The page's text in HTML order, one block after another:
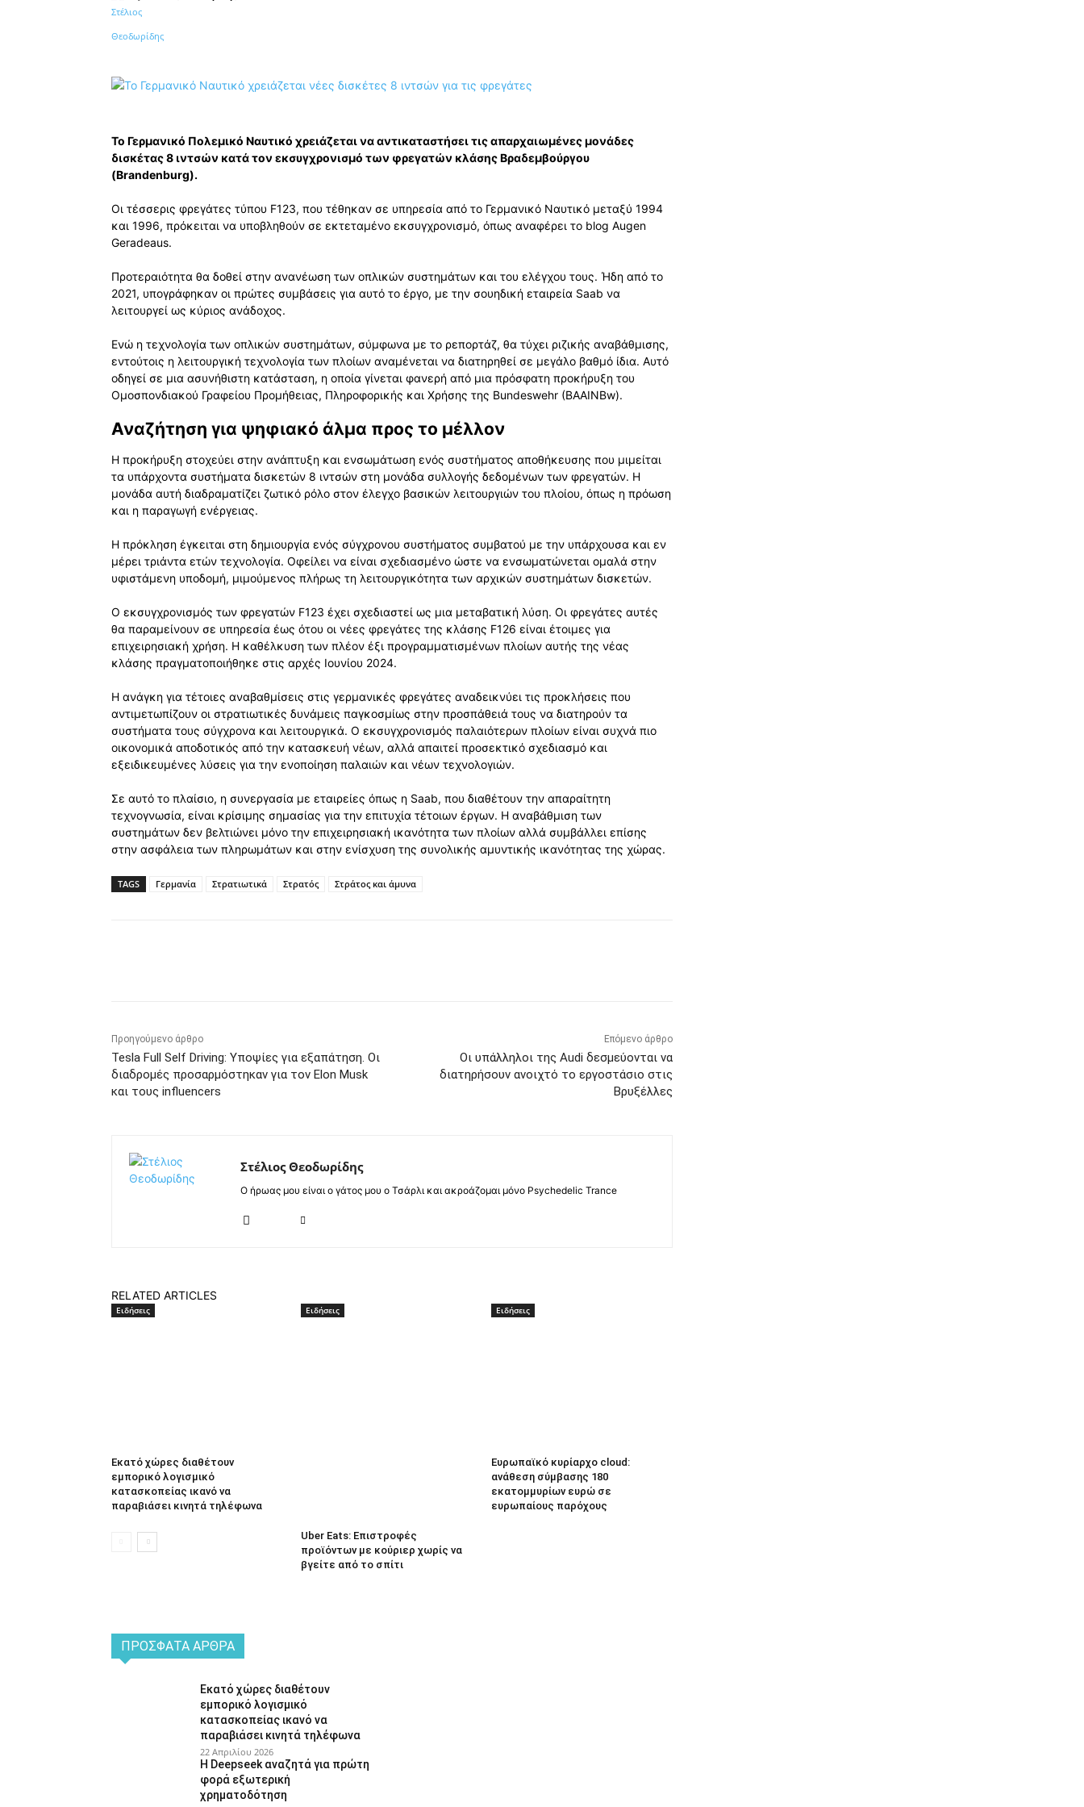
Κοινοποίηση
Το Γερμανικό Πολεμικό Ναυτικό χρειάζεται να αντικαταστήσει τις απαρχαιωμένες μονάδες
δισκέτας 8 ιντσών κατά τον εκσυγχρονισμό των φρεγατών κλάσης Βραδεμβούργου
(Brandenburg).
Οι τέσσερις φρεγάτες τύπου F123, που τέθηκαν σε υπηρεσία από το Γερμανικό Ναυτικό μεταξύ 1994
και 1996, πρόκειται να υποβληθούν σε εκτεταμένο εκσυγχρονισμό, όπως αναφέρει το blog Augen
Geradeaus.
Προτεραιότητα θα δοθεί στην ανανέωση των οπλικών συστημάτων και του ελέγχου τους. Ήδη από το
2021, υπογράφηκαν οι πρώτες συμβάσεις για αυτό το έργο, με την σουηδική εταιρεία Saab να
λειτουργεί ως κύριος ανάδοχος.
Ενώ η τεχνολογία των οπλικών συστημάτων, σύμφωνα με το ρεπορτάζ, θα τύχει ριζικής αναβάθμισης,
εντούτοις η λειτουργική τεχνολογία των πλοίων αναμένεται να διατηρηθεί σε μεγάλο βαθμό ίδια. Αυτό
οδηγεί σε μια ασυνήθιστη κατάσταση, η οποία γίνεται φανερή από μια πρόσφατη προκήρυξη του
Ομοσπονδιακού Γραφείου Προμήθειας, Πληροφορικής και Χρήσης της Bundeswehr (BAAINBw).
Αναζήτηση για ψηφιακό άλμα προς το μέλλον
Η προκήρυξη στοχεύει στην ανάπτυξη και ενσωμάτωση ενός συστήματος αποθήκευσης που μιμείται
τα υπάρχοντα συστήματα δισκετών 8 ιντσών στη μονάδα συλλογής δεδομένων των φρεγατών. Η
μονάδα αυτή διαδραματίζει ζωτικό ρόλο στον έλεγχο βασικών λειτουργιών του πλοίου, όπως η πρόωση
και η παραγωγή ενέργειας.
Η πρόκληση έγκειται στη δημιουργία ενός σύγχρονου συστήματος συμβατού με την υπάρχουσα και εν
μέρει τριάντα ετών τεχνολογία. Οφείλει να είναι σχεδιασμένο ώστε να ενσωματώνεται ομαλά στην
υφιστάμενη υποδομή, μιμούμενος πλήρως τη λειτουργικότητα των αρχικών συστημάτων δισκετών.
Ο εκσυγχρονισμός των φρεγατών F123 έχει σχεδιαστεί ως μια μεταβατική λύση. Οι φρεγάτες αυτές
θα παραμείνουν σε υπηρεσία έως ότου οι νέες φρεγάτες της κλάσης F126 είναι έτοιμες για
επιχειρησιακή χρήση. Η καθέλκυση των πλέον έξι προγραμματισμένων πλοίων αυτής της νέας
κλάσης πραγματοποιήθηκε στις αρχές Ιουνίου 2024.
Η ανάγκη για τέτοιες αναβαθμίσεις στις γερμανικές φρεγάτες αναδεικνύει τις προκλήσεις που
αντιμετωπίζουν οι στρατιωτικές δυνάμεις παγκοσμίως στην προσπάθειά τους να διατηρούν τα
συστήματα τους σύγχρονα και λειτουργικά. Ο εκσυγχρονισμός παλαιότερων πλοίων είναι συχνά πιο
οικονομικά αποδοτικός από την κατασκευή νέων, αλλά απαιτεί προσεκτικό σχεδιασμό και
εξειδικευμένες λύσεις για την ενοποίηση παλαιών και νέων τεχνολογιών.
Σε αυτό το πλαίσιο, η συνεργασία με εταιρείες όπως η Saab, που διαθέτουν την απαραίτητη
τεχνογνωσία, είναι κρίσιμης σημασίας για την επιτυχία τέτοιων έργων. Η αναβάθμιση των
συστημάτων δεν βελτιώνει μόνο την επιχειρησιακή ικανότητα των πλοίων αλλά συμβάλλει επίσης
στην ασφάλεια των πληρωμάτων και στην ενίσχυση της συνολικής αμυντικής ικανότητας της χώρας.
TAGS Γερμανία Στρατιωτικά Στρατός Στράτος και άμυνα
Προηγούμενο άρθρο
Tesla Full Self Driving: Υποψίες για εξαπάτηση. Οι
διαδρομές προσαρμόστηκαν για τον Elon Musk
και τους influencers
Επόμενο άρθρο
Οι υπάλληλοι της Audi δεσμεύονται να
διατηρήσουν ανοιχτό το εργοστάσιο στις
Βρυξέλλες
Στέλιος Θεοδωρίδης
Ο ήρωας μου είναι ο γάτος μου ο Τσάρλι και ακροάζομαι μόνο Psychedelic Trance
RELATED ARTICLES
Ειδήσεις
Εκατό χώρες διαθέτουν
εμπορικό λογισμικό
κατασκοπείας ικανό να
παραβιάσει κινητά τηλέφωνα
Ειδήσεις
Uber Eats: Επιστροφές
προϊόντων με κούριερ χωρίς να
βγείτε από το σπίτι
Ειδήσεις
Ευρωπαϊκό κυρίαρχο cloud:
ανάθεση σύμβασης 180
εκατομμυρίων ευρώ σε
ευρωπαίους παρόχους
ΠΡΌΣΦΑΤΑ ΆΡΘΡΑ
Εκατό χώρες διαθέτουν
εμπορικό λογισμικό
κατασκοπείας ικανό να
παραβιάσει κινητά τηλέφωνα
22 Απριλίου 2026
Η Deepseek αναζητά για πρώτη
φορά εξωτερική
χρηματοδότηση